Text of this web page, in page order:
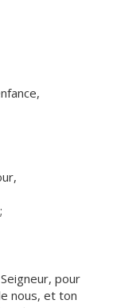
pour
nous, et ton